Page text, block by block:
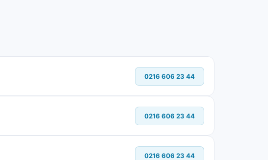
0216 606 23 44
0216 606 23 44
0216 606 23 44